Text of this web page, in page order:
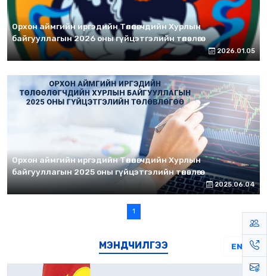
Орхон аймгийн иргэдийн Төлөөлөгчдийн Хурлын
байгууллагын 2026 оны гүйцэтгэлийн төлөвлөгөө
2026.01.05
Орхон аймгийн иргэдийн Төлөөлөгчдийн Хурлын
байгууллагын 2025 оны гүйцэтгэлийн төлөвлөгөө
2025.06.04
1
МЭНДЧИЛГЭЭ EN